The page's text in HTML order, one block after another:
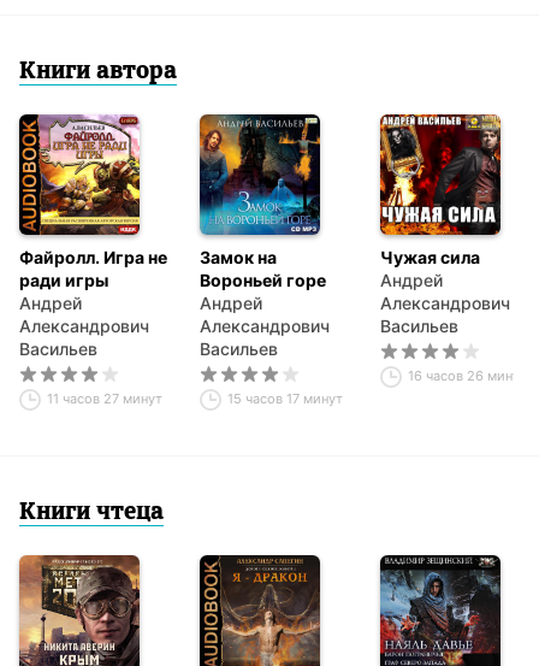
Книги автора
Файролл. Игра не
ради игры
Андрей
Александрович
Васильев
11 часов 27 минут
Замок на
Вороньей горе
Андрей
Александрович
Васильев
15 часов 17 минут
Чужая сила
Андрей
Александрович
Васильев
16 часов 26 минут
Книги чтеца